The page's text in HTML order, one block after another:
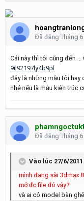
Đã đăng Tháng 6
Cái này thì tôi cũng đến ...
9il92197ly4b9pl
đây là những mẫu tôi hay
nhé nếu là mẫu kiến trúc
Đã đăng Tháng 6
Vào lúc 27/6/
mình đang sài 3dmax
mở đc file đó vậy?
và ai có model bàn